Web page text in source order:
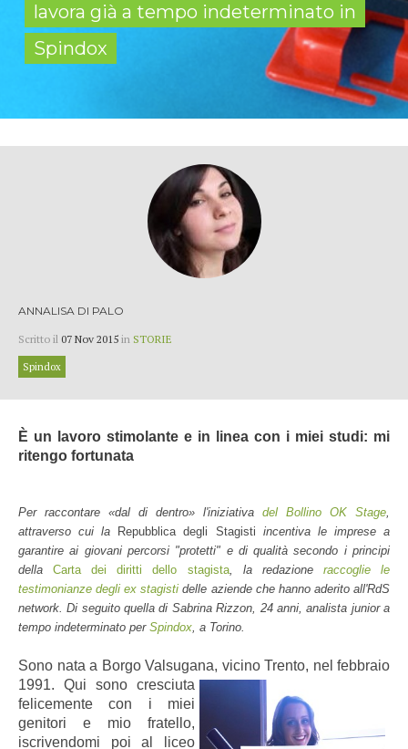
lavora già a tempo indeterminato in
Spindox
ANNALISA DI PALO
Scritto il 07 Nov 2015 in STORIE
Spindox
È un lavoro stimolante e in linea con i miei studi: mi
ritengo fortunata
Per raccontare «dal di dentro» l'iniziativa del Bollino OK Stage
attraverso cui la
Repubblica degli Stagisti incentiva le imprese a
garantire ai giovani percorsi "protetti" e di qualità secondo i principi
dellaCarta dei diritti dello stagista, la redazione raccoglie le
testimonianze degli ex stagisti delle aziende che hanno aderito all'RdS
network. Di seguito quella di Sabrina Rizzon, 24 anni, analista junior a
tempo indeterminato per Spindox , a Torino.
Sono nata a Borgo Valsugana, vicino Trento, nel febbraio
1991. Qui sono cresciuta
felicemente con i miei
genitori e mio fratello,
iscrivendomi poi al liceo